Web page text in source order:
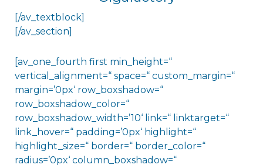
[/av_textblock]
[/av_section]
[av_one_fourth first min_height=“
vertical_alignment=“ space=“ custom_margin=“
margin=’0px‘ row_boxshadow=“
row_boxshadow_color=“
row_boxshadow_width=’10‘ link=“ linktarget=“
link_hover=“ padding=’0px‘ highlight=“
highlight_size=“ border=“ border_color=“
radius=’0px‘ column_boxshadow=“